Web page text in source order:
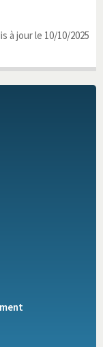
à jour le 10/10/2025